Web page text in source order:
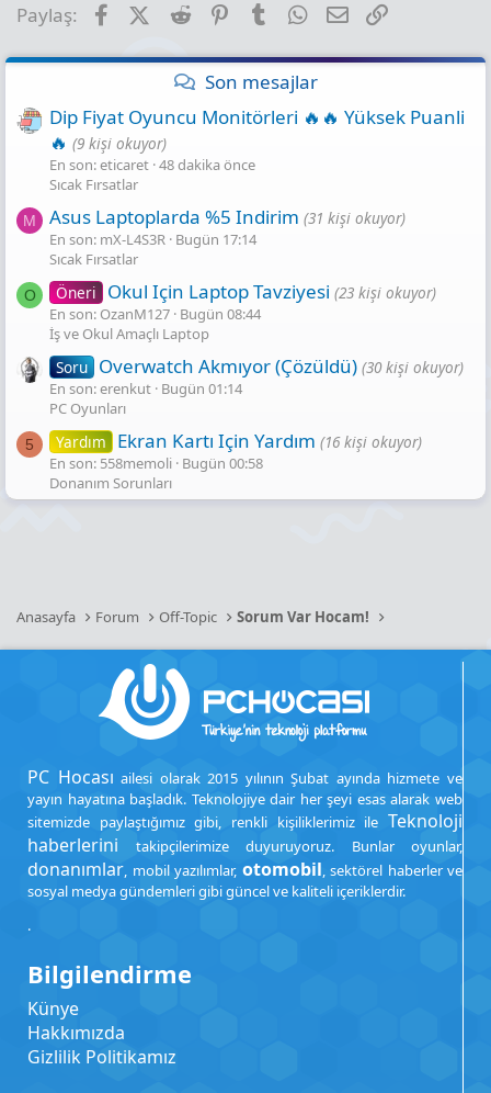
Paylaş: FacebookX (Twitter)
Reddit PinterestTumblr WhatsApp
E-posta
Son mesajlar
Dip Fiyat Oyuncu Monitörleri 🔥🔥 Yüksek Puanli
🔥 (9 kişi okuyor)
En son: eticaret 48 dakika önce
Sıcak Fırsatlar
M Asus Laptoplarda %5 Indirim (31 kişi okuyor)
En son: mX-L4S3R Bugün 17:14
Sıcak Fırsatlar
O Öneri Okul Için Laptop Tavziyesi (23 kişi okuyor)
En son: OzanM127 Bugün 08:44
İş ve Okul Amaçlı Laptop
Soru Overwatch Akmıyor (Çözüldü) (30 kişi okuyor)
En son: erenkut Bugün 01:14
PC Oyunları
5 Yardım Ekran Kartı Için Yardım (16 kişi okuyor)
En son: 558memoli Bugün 00:58
Donanım Sorunları
Anasayfa Forum Off-Topic Sorum Var Hocam!
PC Hocası ailesi olarak 2015 yılının Şubat ayında hizmete ve
yayın hayatına başladık. Teknolojiye dair her şeyi esas alarak web
sitemizde paylaştığımız gibi, renkli kişiliklerimiz ile Teknoloji
haberlerini takipçilerimize duyuruyoruz. Bunlar oyunlar,
donanımlar, mobil yazılımlar, otomobil, sektörel haberler ve
sosyal medya gündemleri gibi güncel ve kaliteli içeriklerdir.
.
Bilgilendirme
Künye
Hakkımızda
Gizlilik Politikamız